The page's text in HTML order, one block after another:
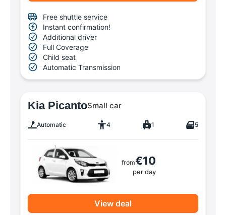
Free shuttle service
Instant confirmation!
Additional driver
Full Coverage
Child seat
Automatic Transmission
Kia PicantoSmall car
Automatic 4 1 5
from€10
per day
View deal